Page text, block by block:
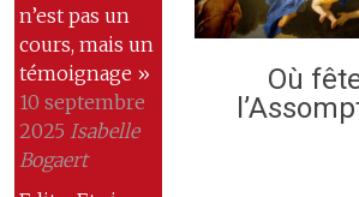
n’est pas un
cours, mais un
témoignage »
10 septembre
2025 Isabelle
Bogaert
Où